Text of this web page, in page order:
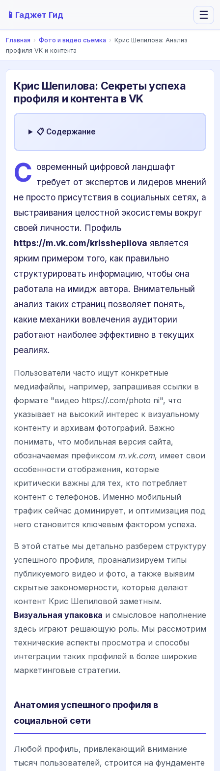
📱 Гаджет Гид ☰
Главная › Фото и видео съемка › Крис Шепилова: Анализ
профиля VK и контента
Крис Шепилова: Секреты успеха
профиля и контента в VK
📋 Содержание
С овременный цифровой ландшафт
требует от экспертов и лидеров мнений
не просто присутствия в социальных сетях, а
выстраивания целостной экосистемы вокруг
своей личности. Профиль
https://m.vk.com/krisshepilova является
ярким примером того, как правильно
структурировать информацию, чтобы она
работала на имидж автора. Внимательный
анализ таких страниц позволяет понять,
какие механики вовлечения аудитории
работают наиболее эффективно в текущих
реалиях.
Пользователи часто ищут конкретные
медиафайлы, например, запрашивая ссылки в
формате "видео https://.com/photo ni", что
указывает на высокий интерес к визуальному
контенту и архивам фотографий. Важно
понимать, что мобильная версия сайта,
обозначаемая префиксом m.vk.com, имеет свои
особенности отображения, которые
критически важны для тех, кто потребляет
контент с телефонов. Именно мобильный
трафик сейчас доминирует, и оптимизация под
него становится ключевым фактором успеха.
В этой статье мы детально разберем структуру
успешного профиля, проанализируем типы
публикуемого видео и фото, а также выявим
скрытые закономерности, которые делают
контент Крис Шепиловой заметным.
Визуальная упаковка и смысловое наполнение
здесь играют решающую роль. Мы рассмотрим
технические аспекты просмотра и способы
интеграции таких профилей в более широкие
маркетинговые стратегии.
Анатомия успешного профиля в
социальной сети
Любой профиль, привлекающий внимание
тысяч пользователей, строится на фундаменте